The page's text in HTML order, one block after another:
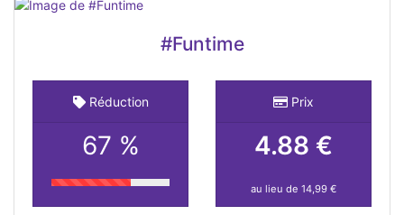
#Funtime
Réduction
67 %
Prix
4.88 €
au lieu de 14,99 €